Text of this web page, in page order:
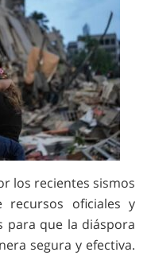
los recientes sismos
recursos oficiales y
para que la diáspora
segura y efectiva.